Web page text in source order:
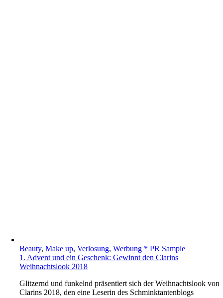
Beauty,Make up,Verlosung,Werbung * PR Sample
1. Advent und ein Geschenk: Gewinnt den Clarins
Weihnachtslook 2018
Glitzernd und funkelnd präsentiert sich der Weihnachtslook von
Clarins 2018, den eine Leserin des Schminktantenblogs